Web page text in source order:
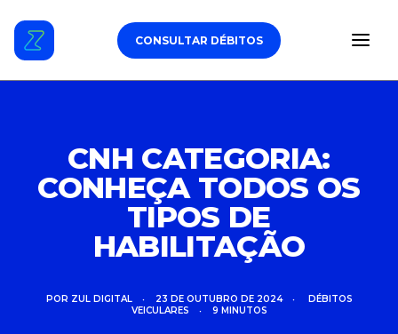
CONSULTAR DÉBITOS
DÉBITOS VEICULARES
TAG DE PEDÁGIO
CNH CATEGORIA:
CONHEÇA TODOS OS
TIPOS DE
HABILITAÇÃO
POR ZUL DIGITAL • 23 DE OUTUBRO DE 2024 •
DÉBITOS
VEICULARES
• 9 MINUTOS